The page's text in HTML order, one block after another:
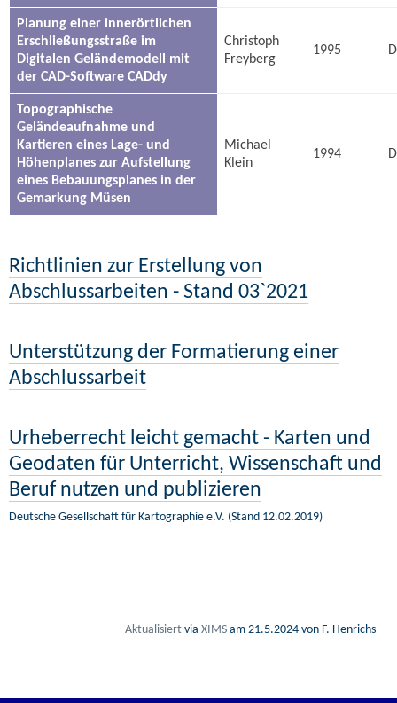
Planung einer innerörtlichen
Erschließungsstraße im
Digitalen Geländemodell mit
der CAD-Software CADdy
Christoph
Freyberg
1995
Topographische
Geländeaufnahme und
Kartieren eines Lage- und
Höhenplanes zur Aufstellung
eines Bebauungsplanes in der
Gemarkung Müsen
Michael
Klein
1994
Richtlinien zur Erstellung von
Abschlussarbeiten - Stand 03`2021
Unterstützung der Formatierung einer
Abschlussarbeit
Urheberrecht leicht gemacht - Karten und
Geodaten für Unterricht, Wissenschaft und
Beruf nutzen und publizieren
Deutsche Gesellschaft für Kartographie e.V. (Stand 12.02.2019)
Aktualisiertvia XIMSam 21.5.2024von F. Henrichs